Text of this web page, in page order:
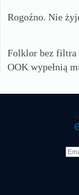
Rogoźno. Nie
Folklor bez filtra
OOK wypełnią